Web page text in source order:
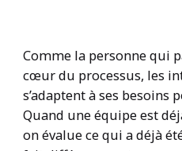
Comme la personne qui
cœur du processus, les
s’adaptent à ses besoins
Quand une équipe est
on évalue ce qui a déjà